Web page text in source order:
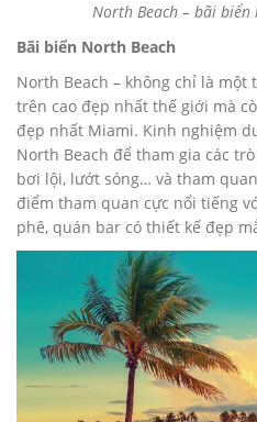
North Beach – bãi
Bãi biển North Beach
North Beach – không chỉ là
trên cao đẹp nhất thế giới mà
đẹp nhất Miami. Kinh nghiệm
North Beach để tham gia các
bơi lội, lướt sóng… và tham
điểm tham quan cực nổi tiếng
phê, quán bar có thiết kế đẹp